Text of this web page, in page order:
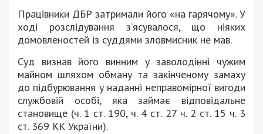
Працівники ДБР затримали його «на гарячому». У
ході розслідування з’ясувалося, що ніяких
домовленостей із суддями зловмисник не мав.
Суд визнав його винним у заволодінні чужим
майном шляхом обману та закінченому замаху
до підбурювання у наданні неправомірної вигоди
службовій особі, яка займає відповідальне
становище (ч. 1 ст. 190, ч. 4 ст. 27 ч. 2 ст. 15 ч. 3
ст. 369 КК України).